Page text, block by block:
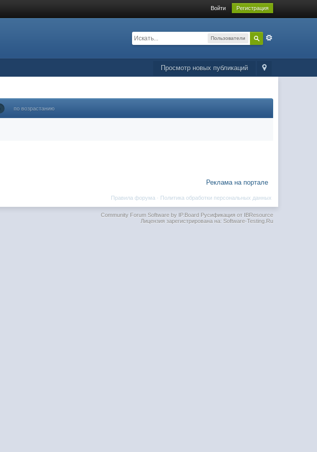
Войти Регистрация
Пользователи
Просмотр новых публикаций
по возрастанию
Реклама на портале
Политика обработки персональных данных
Правила форума ·
Community Forum Software by IP.BoardРусификация от IBResource
Лицензия зарегистрирована на: Software-Testing.Ru